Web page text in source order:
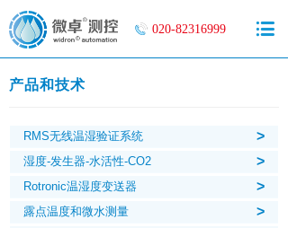
020-82316999
产品和技术
RMS无线温湿验证系统 >
湿度-发生器-水活性-CO2 >
Rotronic温湿度变送器 >
露点温度和微水测量 >